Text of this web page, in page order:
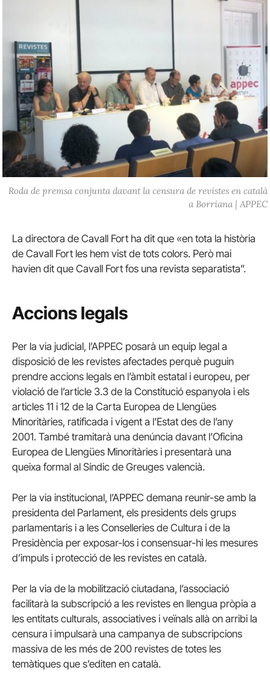
Roda de premsa conjunta davant la censura de revistes en català
a Borriana | APPEC
La directora de Cavall Fort ha dit que «en tota la història
de Cavall Fort les hem vist de tots colors. Però mai
havien dit que Cavall Fort fos una revista separatista”.
Accions legals
Per la via judicial, l’APPEC posarà un equip legal a
disposició de les revistes afectades perquè puguin
prendre accions legals en l’àmbit estatal i europeu, per
violació de l’article 3.3 de la Constitució espanyola i els
articles 11 i 12 de la Carta Europea de Llengües
Minoritàries, ratificada i vigent a l’Estat des de l’any
2001. També tramitarà una denúncia davant l’Oficina
Europea de Llengües Minoritàries i presentarà una
queixa formal al Síndic de Greuges valencià.
Per la via institucional, l’APPEC demana reunir-se amb la
presidenta del Parlament, els presidents dels grups
parlamentaris i a les Conselleries de Cultura i de la
Presidència per exposar-los i consensuar-hi les mesures
d’impuls i protecció de les revistes en català.
Per la via de la mobilització ciutadana, l’associació
facilitarà la subscripció a les revistes en llengua pròpia a
les entitats culturals, associatives i veïnals allà on arribi la
censura i impulsarà una campanya de subscripcions
massiva de les més de 200 revistes de totes les
temàtiques que s’editen en català.